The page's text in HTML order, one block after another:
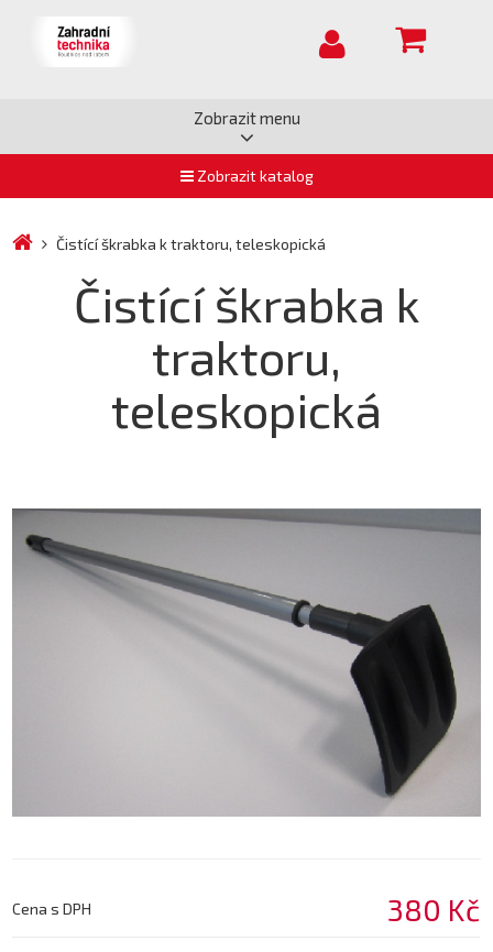
Zobrazit menu
Zobrazit katalog
Čistící škrabka k traktoru, teleskopická
Čistící škrabka k
traktoru,
teleskopická
Cena s DPH 380 Kč